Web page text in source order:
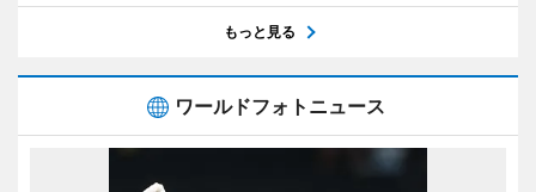
もっと見る
ワールドフォトニュース